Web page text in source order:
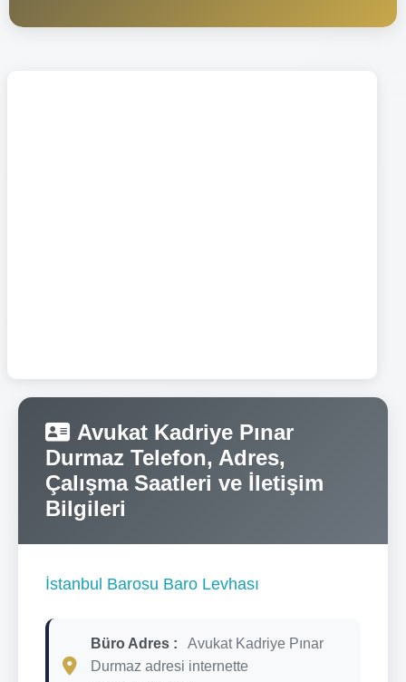
Avukat Kadriye Pınar
Durmaz Telefon, Adres,
Çalışma Saatleri ve İletişim
Bilgileri
İstanbul Barosu Baro Levhası
Büro Adres :
Avukat Kadriye Pınar
Durmaz adresi internette